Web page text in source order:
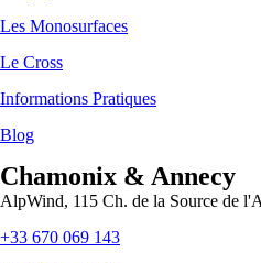
Les Monosurfaces
Le Cross
Informations Pratiques
Blog
Chamonix & Annecy
AlpWind, 115 Ch. de la Source de
+33 670 069 143